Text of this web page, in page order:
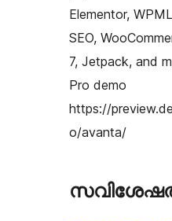
Elementor,
SEO,
7, Jetpack, and
Pro demo
https://
o/avanta/